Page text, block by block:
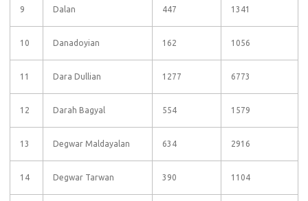
9 Dalan 447 1341
10 Danadoyian 162 1056
11 Dara Dullian 1277 6773
12 Darah Bagyal 554 1579
13 Degwar Maldayalan 634 2916
14 Degwar Tarwan 390 1104